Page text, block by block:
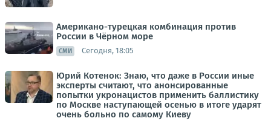
Американо-турецкая комбинация против
России в Чёрном море
СМИ Сегодня, 18:05
Юрий Котенок: Знаю, что даже в России иные
эксперты считают, что анонсированные
попытки укронацистов применить баллистику
по Москве наступающей осенью в итоге ударят
очень больно по самому Киеву